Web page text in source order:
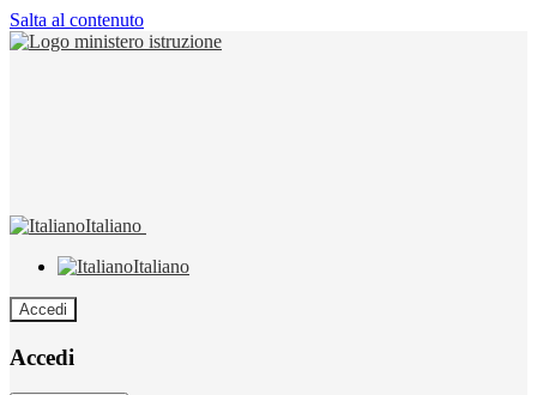
Salta al contenuto
Italiano
Italiano
Accedi
Accedi